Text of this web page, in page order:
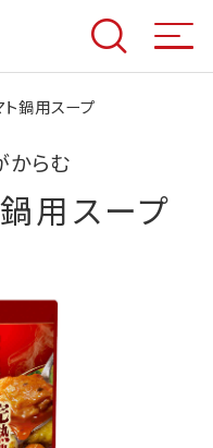
鍋用スープ
からむ
用スープ